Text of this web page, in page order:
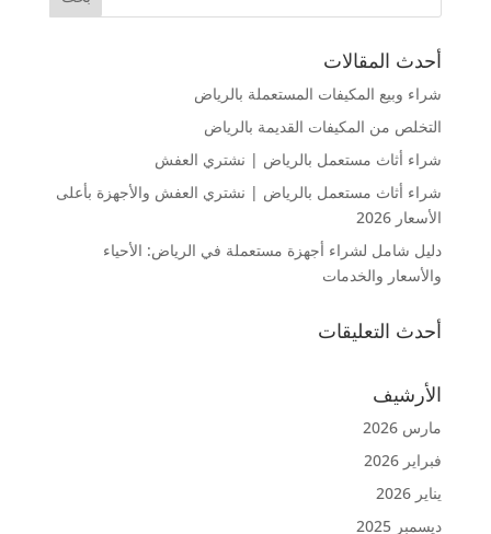
أحدث المقالات
شراء وبيع المكيفات المستعملة بالرياض
التخلص من المكيفات القديمة بالرياض
شراء أثاث مستعمل بالرياض | نشتري العفش
شراء أثاث مستعمل بالرياض | نشتري العفش والأجهزة بأعلى
الأسعار 2026
دليل شامل لشراء أجهزة مستعملة في الرياض: الأحياء
والأسعار والخدمات
أحدث التعليقات
الأرشيف
مارس 2026
فبراير 2026
يناير 2026
ديسمبر 2025